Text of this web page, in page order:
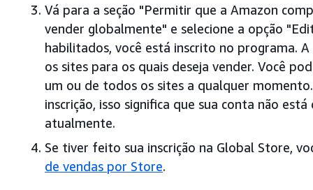
Vá para a seção "Permitir que a Amazon
vender globalmente" e selecione a opção
habilitados, você está inscrito no programa.
os sites para os quais deseja vender. Você
um ou de todos os sites a qualquer
inscrição, isso significa que sua conta não
atualmente.
Se tiver feito sua inscrição na Global Store,
de vendas por Store.